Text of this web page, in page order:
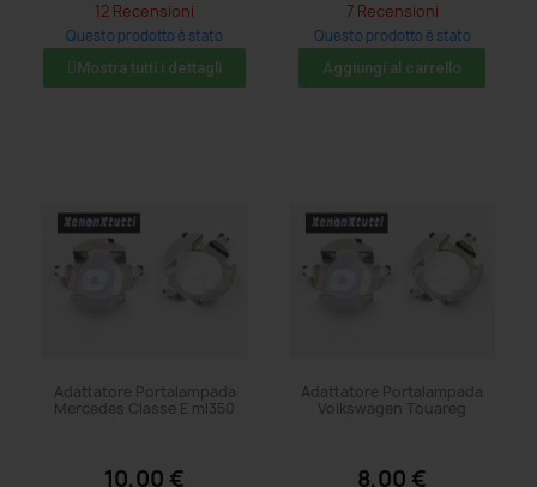
12 Recensioni
Questo prodotto è stato
acquistato: 8 volte
Mostra tutti i dettagli
7 Recensioni
Questo prodotto è stato
acquistato: 8 volte
Aggiungi al carrello
Adattatore Portalampada
Mercedes Classe E ml350
10,00 €
Adattatore Portalampada
Volkswagen Touareg
8,00 €